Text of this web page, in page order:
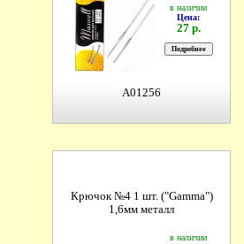
в наличии
Цена:
27 р.
A01256
Крючок №4 1 шт. ("Gamma")
1,6мм металл
в наличии